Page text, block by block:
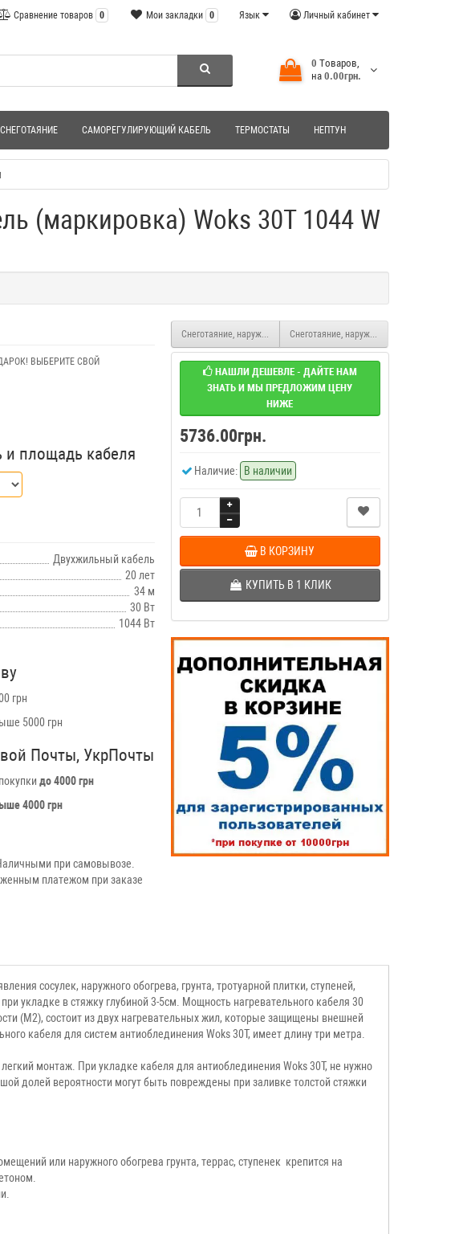
Личный кабинет
Язык
Мои закладки 0
Сравнение товаров 0
0 Tоваров,
на 0.00грн.
СНЕГОТАЯНИЕ САМОРЕГУЛИРУЮЩИЙ КАБЕЛЬ ТЕРМОСТАТЫ НЕПТУН
(маркировка) Woks 30T 1044 W
ВЫБЕРИТЕ СВОЙ
площадь кабеля
Двухжильный кабель
20 лет
34 м
30 Вт
1044 Вт
грн
5000 грн
Почты, УкрПочты
до 4000 грн
4000 грн
при самовывозе.
платежом при заказе
Снеготаяние, наружный обогрвев греющий кабель (маркировка)
Снеготаяние, наружный обогрвев
НАШЛИ ДЕШЕВЛЕ - ДАЙТЕ НАМ
ЗНАТЬ И МЫ ПРЕДЛОЖИМ ЦЕНУ
НИЖЕ
5736.00грн.
Наличие: В наличии
В КОРЗИНУ
КУПИТЬ В 1 КЛИК
сосулек, наружного обогрева, грунта, тротуарной плитки, ступеней,
укладке в стяжку глубиной 3-5см. Мощность нагревательного кабеля 30
(M2), состоит из двух нагревательных жил, которые защищены внешней
кабеля для систем антиоблединения Woks 30T, имеет длину три метра.
монтаж. При укладке кабеля для антиоблединения Woks 30T, не нужно
долей вероятности могут быть повреждены при заливке толстой стяжки
или наружного обогрева грунта, террас, ступенек крепится на